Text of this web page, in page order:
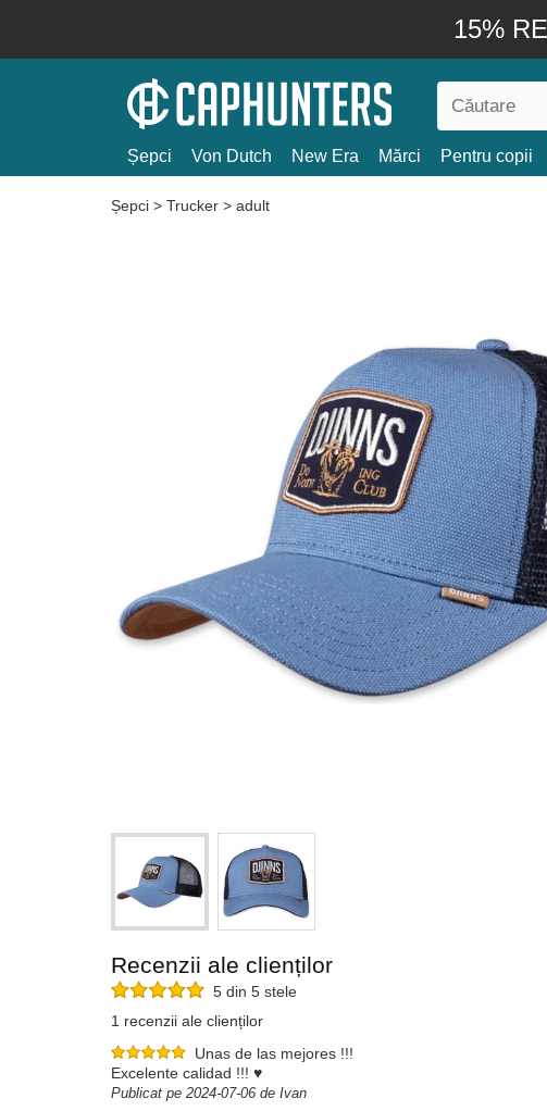
15%
Șepci Von Dutch New Era Mărci Pentru copii
Șepci > Trucker > adult
Recenzii ale clienților
5 din 5 stele
1 recenzii ale clienților
Unas de las mejores !!!
Excelente calidad !!! ♥️
Publicat pe 2024-07-06 de Ivan